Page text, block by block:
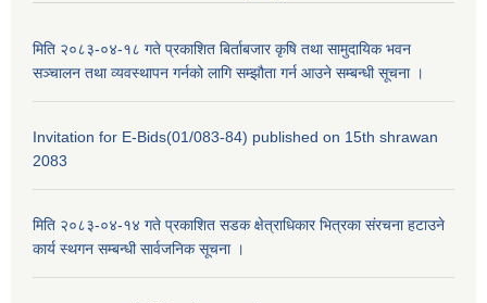
मिति २०८३-०४-१८ गते प्रकाशित बिर्ताबजार कृषि तथा सामुदायिक भवन
सञ्चालन तथा व्यवस्थापन गर्नको लागि सम्झौता गर्न आउने सम्बन्धी सूचना ।
Invitation for E-Bids(01/083-84) published on 15th shrawan
2083
मिति २०८३-०४-१४ गते प्रकाशित सडक क्षेत्राधिकार भित्रका संरचना हटाउने
कार्य स्थगन सम्बन्धी सार्वजनिक सूचना ।